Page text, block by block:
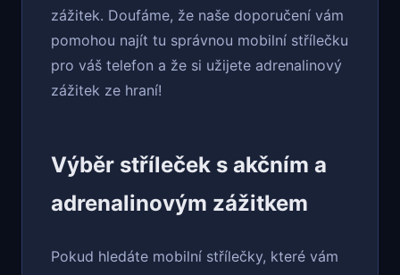
zážitek. Doufáme, že naše doporučení vám
pomohou najít tu správnou mobilní střílečku
pro váš telefon a že si užijete adrenalinový
zážitek ze hraní!
Výběr stříleček s akčním a
adrenalinovým zážitkem
Pokud hledáte mobilní střílečky, které vám